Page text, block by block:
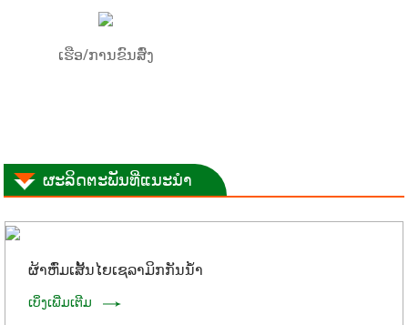
ເຮືອ/ການຂົນສົ່ງ
ຜະລິດຕະພັນທີ່ແນະນຳ
ຜ້າຫົ່ມເສັ້ນໄຍເຊລາມິກກັນນໍ້າ
ເບິ່ງເພີ່ມເຕີມ